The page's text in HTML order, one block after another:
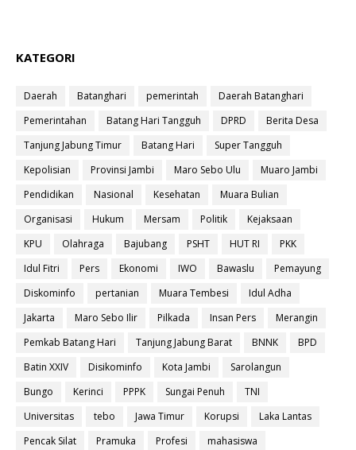
KATEGORI
Daerah Batanghari pemerintah
Daerah Batanghari
Pemerintahan
Batang Hari Tangguh DPRD
Berita Desa
Tanjung Jabung Timur
Batang Hari
Super Tangguh
Kepolisian
Provinsi Jambi Maro Sebo Ulu
Muaro Jambi
Pendidikan
Nasional Kesehatan
Muara Bulian
Organisasi
Hukum Mersam Politik
Kejaksaan
KPU
Olahraga Bajubang PSHT HUT RI
PKK
Idul Fitri
Pers Ekonomi IWO Bawaslu
Pemayung
Diskominfo
pertanian Muara Tembesi
Idul Adha
Jakarta
Maro Sebo Ilir Pilkada Insan Pers
Merangin
Pemkab Batang Hari
Tanjung Jabung Barat BNNK
BPD
Batin XXIV
Disikominfo Kota Jambi
Sarolangun
Bungo
Kerinci PPPK Sungai Penuh
TNI
Universitas
tebo Jawa Timur Korupsi
Laka Lantas
Pencak Silat
Pramuka Profesi
mahasiswa